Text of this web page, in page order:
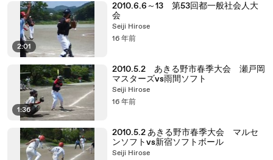
2:01
2010.6.6～13 第53回都一般社会人大
会
Seiji Hirose
16 年前
1:36
2010.5.2 あきる野市春季大会 瀬戸岡
マスターズvs雨間ソフト
Seiji Hirose
16 年前
2010.5.2 あきる野市春季大会 マルセ
ンソフトvs新宿ソフトボール
Seiji Hirose